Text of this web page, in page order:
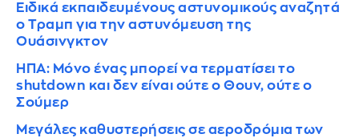
Ειδικά εκπαιδευμένους αστυνομικούς αναζητά
ο Τραμπ για την αστυνόμευση της
Ουάσινγκτον
ΗΠΑ: Μόνο ένας μπορεί να τερματίσει το
shutdown και δεν είναι ούτε ο Θουν, ούτε ο
Σούμερ
Μεγάλες καθυστερήσεις σε αεροδρόμια των